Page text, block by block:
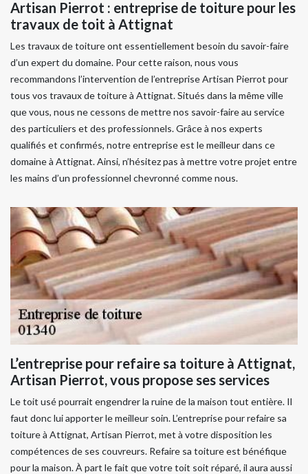
Artisan Pierrot : entreprise de toiture pour les
travaux de toit à Attignat
Les travaux de toiture ont essentiellement besoin du savoir-faire
d’un expert du domaine. Pour cette raison, nous vous
recommandons l’intervention de l’entreprise Artisan Pierrot pour
tous vos travaux de toiture à Attignat. Situés dans la même ville
que vous, nous ne cessons de mettre nos savoir-faire au service
des particuliers et des professionnels. Grâce à nos experts
qualifiés et confirmés, notre entreprise est le meilleur dans ce
domaine à Attignat. Ainsi, n’hésitez pas à mettre votre projet entre
les mains d’un professionnel chevronné comme nous.
L’entreprise pour refaire sa toiture à Attignat,
Artisan Pierrot, vous propose ses services
Le toit usé pourrait engendrer la ruine de la maison tout entière. Il
faut donc lui apporter le meilleur soin. L’entreprise pour refaire sa
toiture à Attignat, Artisan Pierrot, met à votre disposition les
compétences de ses couvreurs. Refaire sa toiture est bénéfique
pour la maison. À part le fait que votre toit soit réparé, il aura aussi